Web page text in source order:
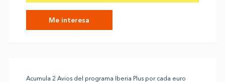
Me interesa
Acumula 2 Avios del programa Iberia Plus por cada euro